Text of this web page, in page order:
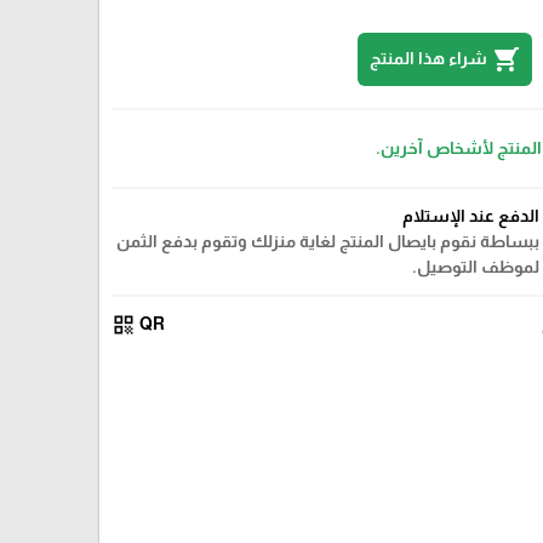
shopping_cart شراء هذا المنتج
المنتج لأشخاص آخرين.
الدفع عند الإستلام
ببساطة نقوم بايصال المنتج لغاية منزلك وتقوم بدفع الثمن
لموظف التوصيل.
QR
qr_code